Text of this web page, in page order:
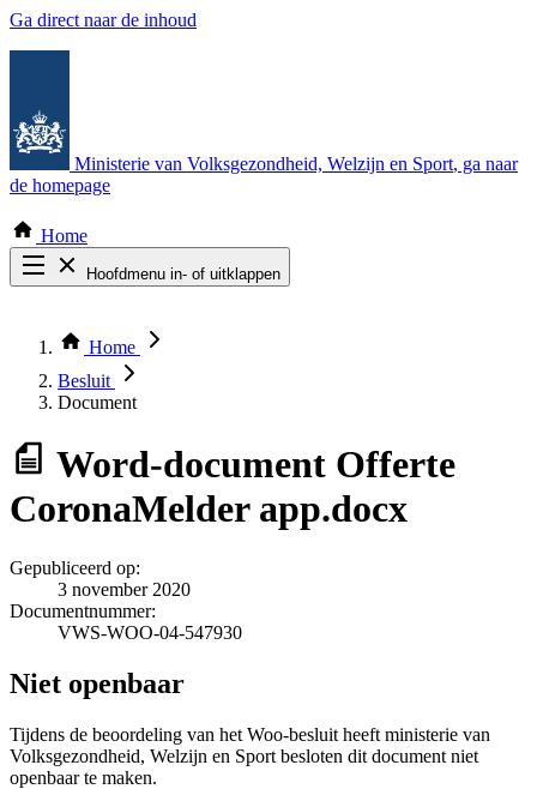
Ga direct naar de inhoud
Ministerie van Volksgezondheid, Welzijn en Sport, ga naar
de homepage
Home
Hoofdmenu in- of uitklappen
Thema COVID-19
Bekijk per bestuursorgaan
Home
Besluit
Document
Word-document Offerte
CoronaMelder app.docx
Gepubliceerd op:
3 november 2020
Documentnummer:
VWS-WOO-04-547930
Niet openbaar
Tijdens de beoordeling van het Woo-besluit heeft ministerie van
Volksgezondheid, Welzijn en Sport besloten dit document niet
openbaar te maken.